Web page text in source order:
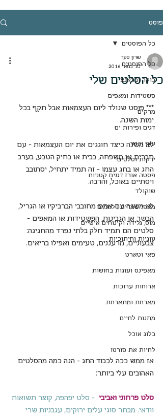
פוסט
כל הפוסטים
בוקר ובראנצ
פשטידות ומאפים
מרקים
דגים ופירות ים
עוף ובשר
ירקות וסלטים
פסטה אורז דגנים קטניות
שוקולד
מאפי שמרים | לחמים
מוס, גלידה וקינוחים אישיים
עוגיות וחיתוכיות
פאי וטארט
מאפינס ועוגות בחושות
ארוחות ערוכות
מארחת ומתארחת
מתנות לחיים
בלוג אוכל
לחיות את פורטו
כל הפוסטים
כל הסלטים שלי
שרון סער
10 במאי 2016
*** פוסט שנולד ליום העצמאות אבל תקף בכל
ימות השנה.
לא משנה כיצד חוגגים את יום העצמאות - עם
חברים או משפחה, בבית או בחיק הטבע, בערב
החג או בחג עצמו - זה תמיד יתחיל, יסתובב
ויסתיים באוכל, והרבה.
לא משנה עם אתם מחובבי הברביקיו או הגריל,
הבשר או הגבינות, הפשטידות או המאפים -
סלטים הם תמיד חלק בלתי נפרד מהחגיגה:
צבעוניים, מרעננים, טעימים ואפילו בריאים.
אז ממש ככה לכבוד החג - הנה כמה מהסלטים
האהובים עלי ביותר:
סלט פרחוני ואביבי
  - סלט יפהפה, קוצר תשואות
וודאי. מבחר סוגי עלים ירוקים, עגבניות שרי